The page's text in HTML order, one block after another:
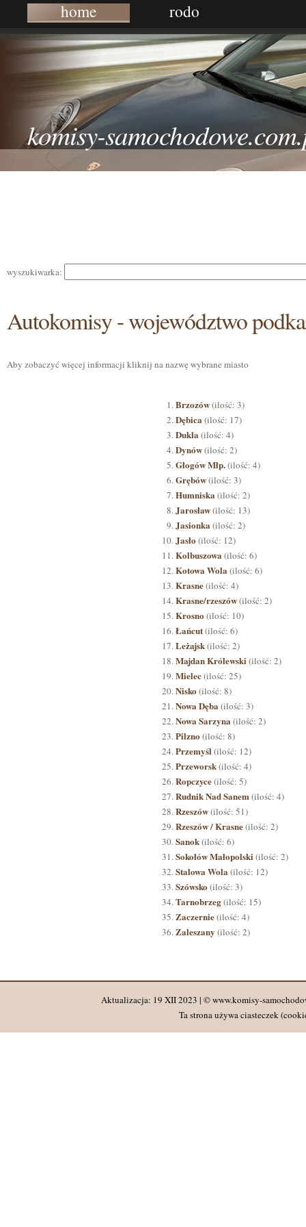
home rodo
komisy-
wyszukiwarka:
Autokomisy - województwo
Aby zobaczyć więcej informacji kliknij na nazwę wybrane miasto
Brzozów(ilość: 3)
Dębica (ilość: 17)
Dukla (ilość: 4)
Dynów(ilość: 2)
Głogów Młp.(ilość: 4)
Grębów(ilość: 3)
Humniska (ilość: 2)
Jarosław(ilość: 13)
Jasionka (ilość: 2)
Jasło (ilość: 12)
Kolbuszowa (ilość: 6)
Kotowa Wola (ilość: 6)
Krasne(ilość: 4)
Krasne/rzeszów(ilość: 2)
Krosno (ilość: 10)
Łańcut(ilość: 6)
Leżajsk(ilość: 2)
Majdan Królewski (ilość: 2)
Mielec(ilość: 25)
Nisko (ilość: 8)
Nowa Dęba (ilość: 3)
Nowa Sarzyna (ilość: 2)
Pilzno (ilość: 8)
Przemyśl (ilość: 12)
Przeworsk(ilość: 4)
Ropczyce(ilość: 5)
Rudnik Nad Sanem (ilość: 4)
Rzeszów(ilość: 51)
Rzeszów / Krasne(ilość: 2)
Sanok(ilość: 6)
Sokołów Małopolski (ilość: 2)
Stalowa Wola (ilość: 12)
Szówsko (ilość: 3)
Tarnobrzeg(ilość: 15)
Zaczernie(ilość: 4)
Zaleszany (ilość: 2)
Aktualizacja: 19 XII 2023 | © www.komisy-
Ta strona używa ciasteczek